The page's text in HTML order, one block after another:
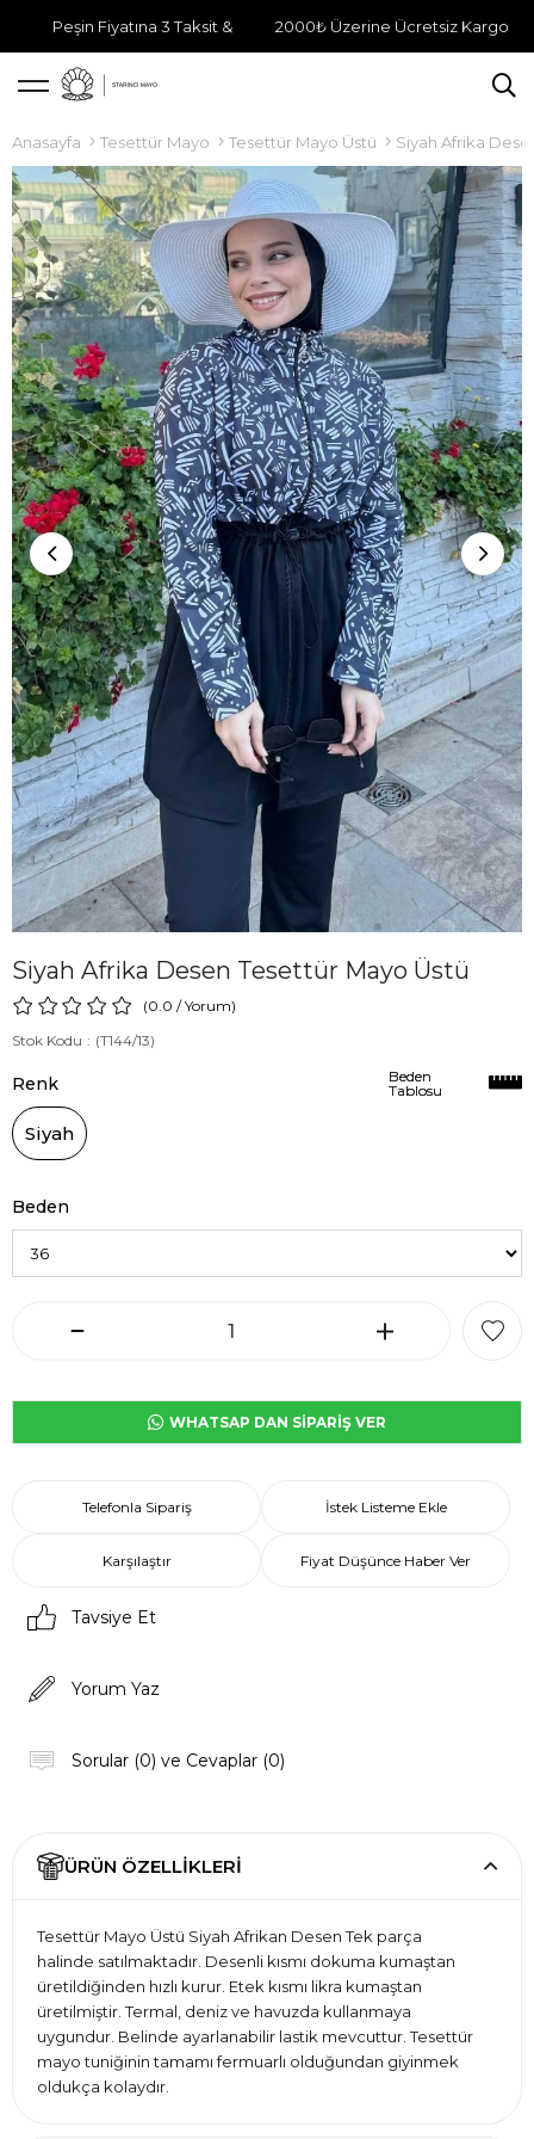
Peşin Fiyatına 3 Taksit & 2000₺ Üzerine Ücretsiz Kargo
Anasayfa Tesettür Mayo Tesettür Mayo Üstü Siyah Afrika
Siyah Afrika Desen Tesettür Mayo Üstü
0.0 /Yorum)
Stok Kodu
(T144/13)
Renk
Siyah
Beden
Beden
Tablosu
Beden
Tablosu
WHATSAP DAN SİPARİŞ VER
Telefonla Sipariş İstek Listeme Ekle
Karşılaştır Fiyat Düşünce Haber Ver
Tavsiye Et
Yorum Yaz
Sorular (0) ve Cevaplar (0)
ÜRÜN ÖZELLIKLERI
Tesettür Mayo Üstü Siyah Afrikan Desen Tek parça
halinde satılmaktadır. Desenli kısmı dokuma kumaştan
üretildiğinden hızlı kurur. Etek kısmı likra kumaştan
üretilmiştir. Termal, deniz ve havuzda kullanmaya
uygundur. Belinde ayarlanabilir lastik mevcuttur. Tesettür
mayo tuniğinin tamamı fermuarlı olduğundan giyinmek
oldukça kolaydır.